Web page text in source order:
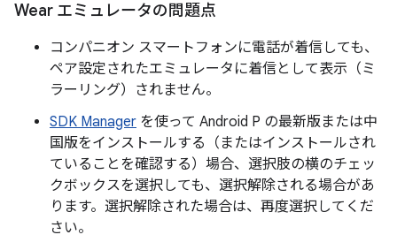
Wear エミュレータの問題点
コンパニオン スマートフォンに電話が着信しても、
ペア設定されたエミュレータに着信として表示（ミ
ラーリング）されません。
SDK Manager を使って Android P の最新版または中
国版をインストールする（またはインストールされ
ていることを確認する）場合、選択肢の横のチェッ
クボックスを選択しても、選択解除される場合があ
ります。選択解除された場合は、再度選択してくだ
さい。